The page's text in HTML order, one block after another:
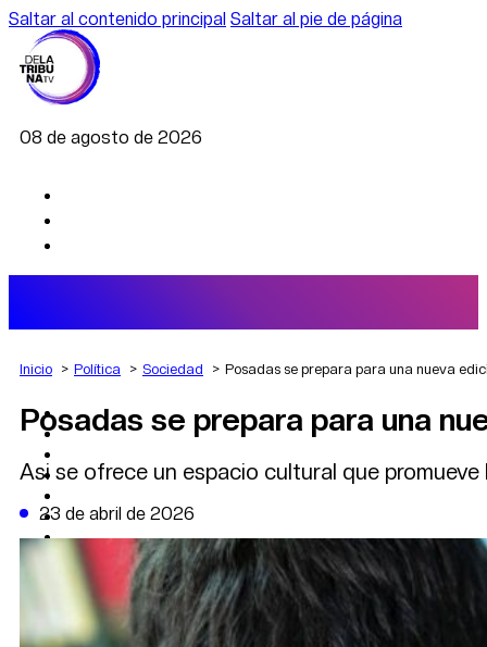
Saltar al contenido principal Saltar al pie de página
08 de agosto de 2026
AGRO
DEPORTES
POLÍTICA
DATA FIRME
DE LA TRIBUNA TV
Inicio Política Sociedad Posadas se prepara para una nueva
Posadas se prepara para una
Asi se ofrece un espacio cultural que
23 de abril de 2026